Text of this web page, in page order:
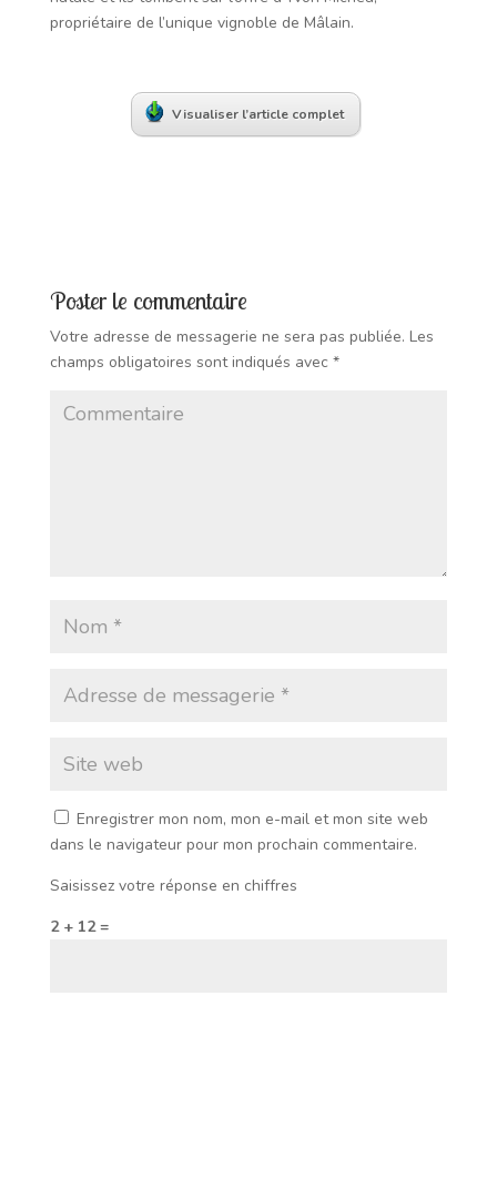
propriétaire de l’unique vignoble de Mâlain.
Visualiser l’article complet
Poster le commentaire
Votre adresse de messagerie ne sera pas publiée. Les
champs obligatoires sont indiqués avec *
Enregistrer mon nom, mon e-mail et mon site web
dans le navigateur pour mon prochain commentaire.
Saisissez votre réponse en chiffres
2 + 12 =